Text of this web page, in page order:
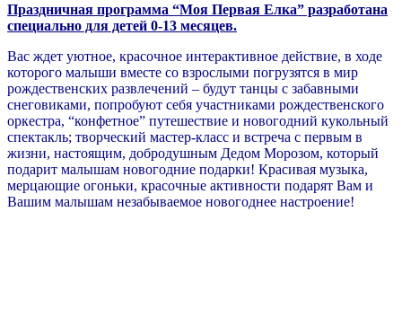
Праздничная программа “Моя Первая Елка” разработана
специально для детей 0-13 месяцев.
Вас ждет уютное, красочное интерактивное действие, в ходе
которого малыши вместе со взрослыми погрузятся в мир
рождественских развлечений – будут танцы с забавными
снеговиками, попробуют себя участниками рождественского
оркестра, “конфетное” путешествие и новогодний кукольный
спектакль; творческий мастер-класс и встреча с первым в
жизни, настоящим, добродушным Дедом Морозом, который
подарит малышам новогодние подарки! Красивая музыка,
мерцающие огоньки, красочные активности подарят Вам и
Вашим малышам незабываемое новогоднее настроение!